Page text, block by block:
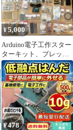
¥5,000
Arduino電子工作スター
ターキット、ブレッド
ボード、基板、受動素
子ほか
¥478